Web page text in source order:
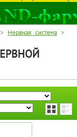
> Нервная система >